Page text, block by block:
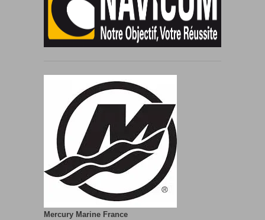
Mercury Marine France